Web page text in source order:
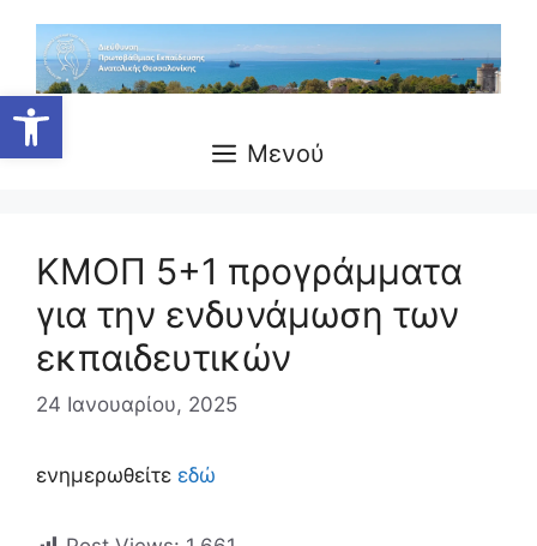
Ανοίξτε τη γραμμή εργαλείων
Μενού
ΚΜΟΠ 5+1 προγράμματα
για την ενδυνάμωση των
εκπαιδευτικών
24 Ιανουαρίου, 2025
ενημερωθείτε εδώ